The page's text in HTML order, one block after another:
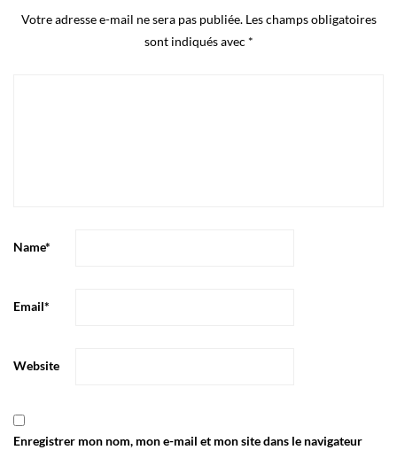
Votre adresse e-mail ne sera pas publiée. Les champs obligatoires
sont indiqués avec *
Name*
Email*
Website
Enregistrer mon nom, mon e-mail et mon site dans le navigateur